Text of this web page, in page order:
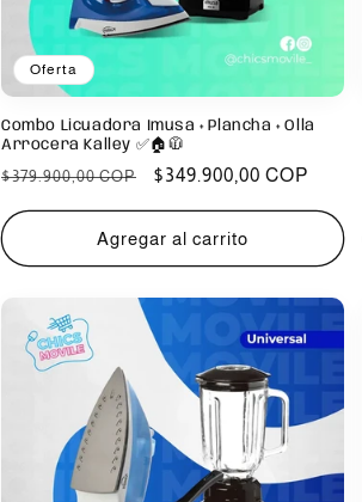
Oferta
Combo Licuadora Imusa + Plancha + Olla
Arrocera Kalley ✅🏠🧥
Precio
$379.900,00 COP
Precio
oferta
$349.900,00 COP
Agregar al carrito